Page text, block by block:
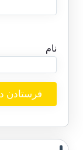
نام